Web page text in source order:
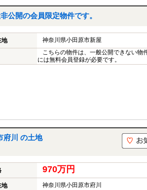
公開の会員限定物件です。
地
神奈川県小田原市新屋
こちらの物件は、一般公開できない物
には無料会員登録が必要です。
川 の土地
970万円
地 神奈川県小田原市府川